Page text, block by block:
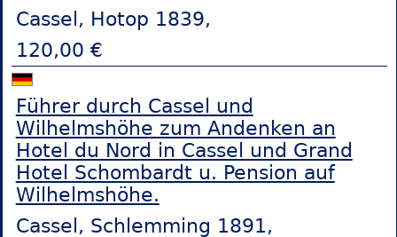
Cassel, Hotop 1839,
120,00 €
Führer durch Cassel und
Wilhelmshöhe zum Andenken an
Hotel du Nord in Cassel und Grand
Hotel Schombardt u. Pension auf
Wilhelmshöhe.
Cassel, Schlemming 1891,